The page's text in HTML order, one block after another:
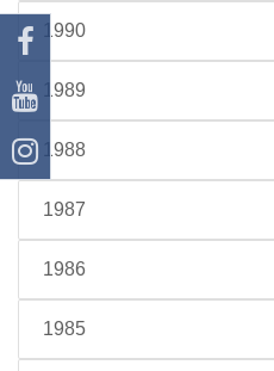
1990
1989
1988
1987
1986
1985